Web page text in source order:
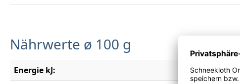
Nährwerte ø 100 g
Energie kJ:
418 kJ